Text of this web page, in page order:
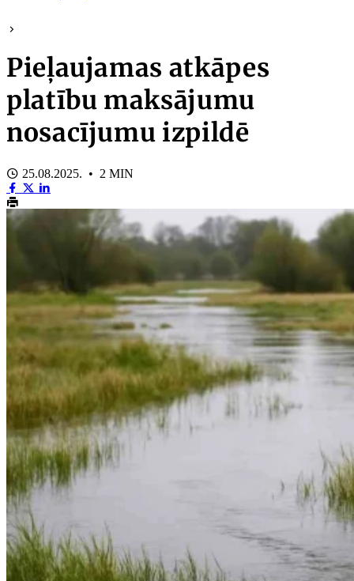
Pieļaujamas atkāpes
platību maksājumu
nosacījumu izpildē
25.08.2025. • 2 MIN